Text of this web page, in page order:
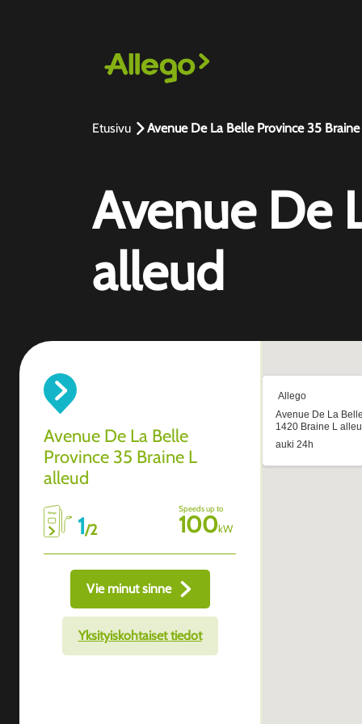
Etusivu Avenue De La Belle Province 35
Avenue De
alleud
Avenue De La Belle
Province 35 Braine L
alleud
1/2
Speeds up to
100kW
Vie minut sinne
Yksityiskohtaiset tiedot